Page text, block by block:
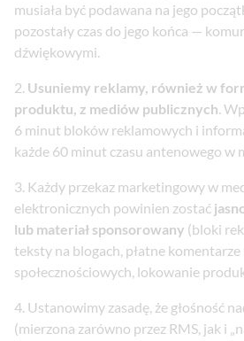
musiała być podawana na jego
pozostały czas do jego końca —
dźwiękowymi.
Usuniemy reklamy, również w
produktu, z mediów publicznych.
6 minut bloków reklamowych i
każde 60 minut czasu antenowego w
Każdy przekaz marketingowy w
elektronicznych powinien zostać
lub materiał sponsorowany (bloki
teksty na blogach, płatne
społecznościowych, lokowanie
Ustanowimy zasadę, że głośność
(mierzona zarówno przez RMS, jak i